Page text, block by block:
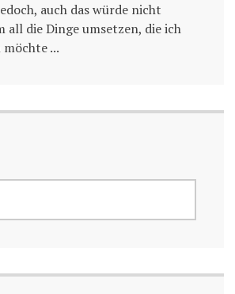
auch das würde nicht
all die Dinge umsetzen, die ich
...